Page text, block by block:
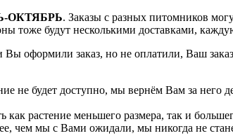
ОКТЯБРЬ. Заказы с разных питомников
тоже будут несколькими доставками,
оформили заказ, но не оплатили, Ваш
не будет доступно, мы вернём Вам за него
растение меньшего размера, так и
чем мы с Вами ожидали, мы никогда не